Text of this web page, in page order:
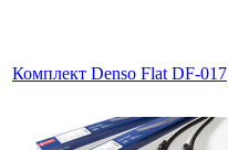
Комплект Denso Flat DF-017